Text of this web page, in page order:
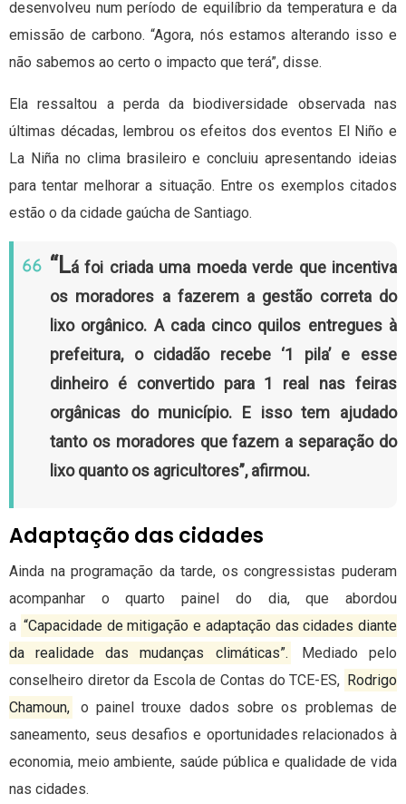
desenvolveu num período de equilíbrio da temperatura e da
emissão de carbono. “Agora, nós estamos alterando isso e
não sabemos ao certo o impacto que terá”, disse.
Ela ressaltou a perda da biodiversidade observada nas
últimas décadas, lembrou os efeitos dos eventos El Niño e
La Niña no clima brasileiro e concluiu apresentando ideias
para tentar melhorar a situação. Entre os exemplos citados
estão o da cidade gaúcha de Santiago.
“Lá foi criada uma moeda verde que incentiva
os moradores a fazerem a gestão correta do
lixo orgânico. A cada cinco quilos entregues à
prefeitura, o cidadão recebe ‘1 pila’ e esse
dinheiro é convertido para 1 real nas feiras
orgânicas do município. E isso tem ajudado
tanto os moradores que fazem a separação do
lixo quanto os agricultores”, afirmou.
Adaptação das cidades
Ainda na programação da tarde, os congressistas puderam
acompanhar o quarto painel do dia, que abordou
a “Capacidade de mitigação e adaptação das cidades diante
da realidade das mudanças climáticas”.
Mediado pelo
conselheiro diretor da Escola de Contas do TCE-ES, Rodrigo
Chamoun,
o painel trouxe dados sobre os problemas de
saneamento, seus desafios e oportunidades relacionados à
economia, meio ambiente, saúde pública e qualidade de vida
nas cidades.